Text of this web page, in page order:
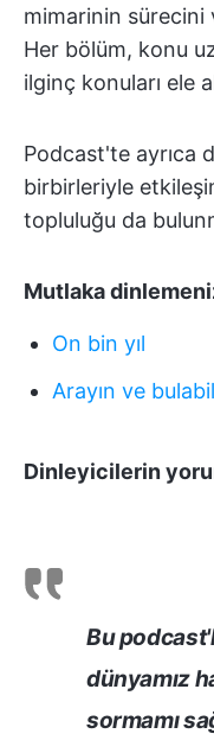
mimarinin sürecini
Her bölüm, konu
ilginç konuları ele
Podcast'te ayrıca
birbirleriyle
topluluğu da
Mutlaka
On bin yıl
Arayın ve
Dinleyicilerin
Bu
dünyamız
sormamı